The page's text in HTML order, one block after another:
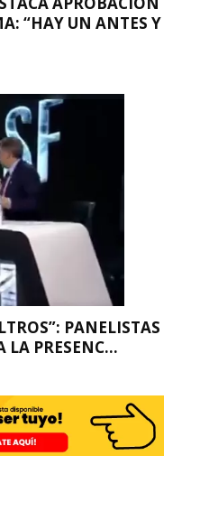
“HAY UN ANTES Y
PANELISTAS
PRESENC...